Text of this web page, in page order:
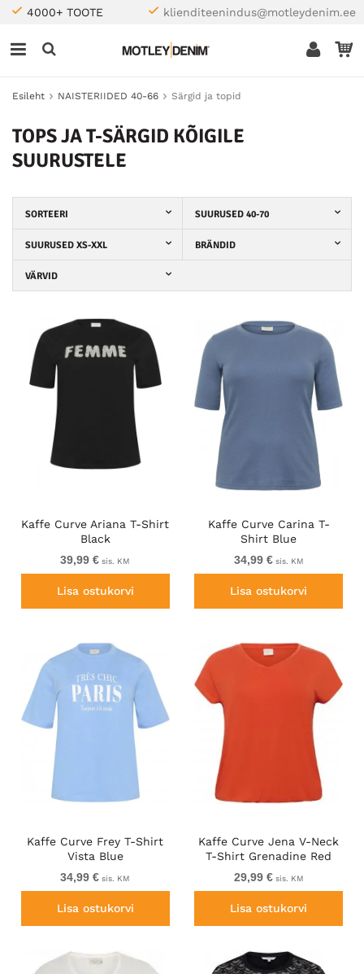
4000+ TOOTE klienditeenindus@motleydenim.ee
Esileht NAISTERIIDED 40-66 Särgid ja topid
TOPS JA T-SÄRGID KÕIGILE
SUURUSTELE
SORTEERI SUURUSED 40-70
SUURUSED XS-XXL BRÄNDID
VÄRVID
Kaffe Curve Ariana T-Shirt
Black
39,99 € sis. KM
Lisa ostukorvi
Kaffe Curve Carina T-
Shirt Blue
34,99 €sis. KM
Lisa ostukorvi
Kaffe Curve Frey T-Shirt
Vista Blue
34,99 € sis. KM
Lisa ostukorvi
Kaffe Curve Jena V-Neck
T-Shirt Grenadine Red
29,99 €sis. KM
Lisa ostukorvi